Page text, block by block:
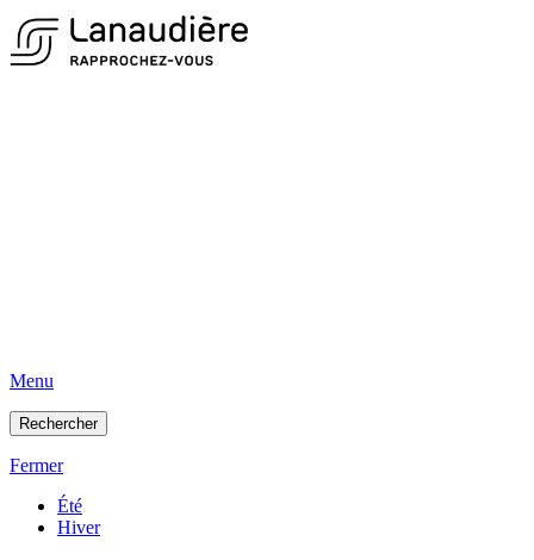
Menu
Rechercher
Fermer
Été
Hiver